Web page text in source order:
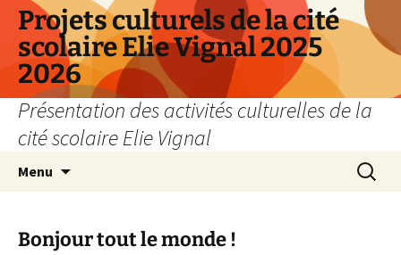
Aller
contenu
Projets culturels de la cité
scolaire Elie Vignal 2025
2026
Présentation des activités culturelles de la
cité scolaire Elie Vignal
Menu
Bonjour tout le monde !
Panneau de gestion des cookies